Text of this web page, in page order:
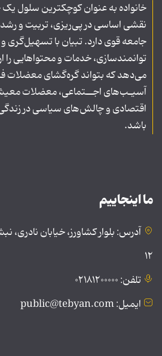
خانواده به عنوان کوچکترین سلول
نقشی اساسی در پی‌ریزی، تربیت و
جامعه قوی دارد. تبیان با تسهیل‌گری و
توانمندسازی، خدمات و محتواهایی را
می‌دهد که بتواند گره‌گشای معضلات
آسیـب‌های اجــتماعی، معضلات
اقتصادی و چالش‌های سیاسی در
باشد.
ما اینجاییم
آدرس: بلوار کشاورز، خیابان
۱۲
تلفن: ۰۲۱۸۱۲۰۰۰۰۰
ایمیل: public@tebyan.com